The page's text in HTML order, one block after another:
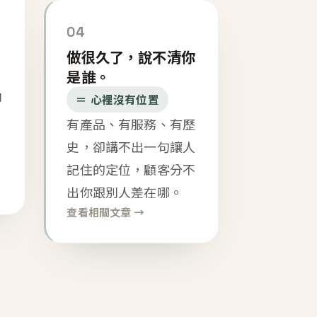
04
做很久了，說不清你
是誰。
＝ 心裡沒有位置
有產品、有服務、有歷
史，卻講不出一句讓人
記住的定位，顧客分不
出你跟別人差在哪。
查看相關文章 →